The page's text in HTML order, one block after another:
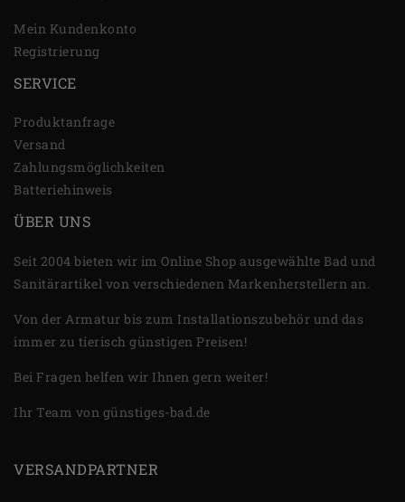
Mein Kundenkonto
Registrierung
SERVICE
Produktanfrage
Versand
Zahlungsmöglichkeiten
Batteriehinweis
ÜBER UNS
Seit 2004 bieten wir im Online Shop ausgewählte Bad und
Sanitärartikel von verschiedenen Markenherstellern an.
Von der Armatur bis zum Installationszubehör und das
immer zu tierisch günstigen Preisen!
Bei Fragen helfen wir Ihnen gern weiter!
Ihr Team von günstiges-bad.de
VERSANDPARTNER